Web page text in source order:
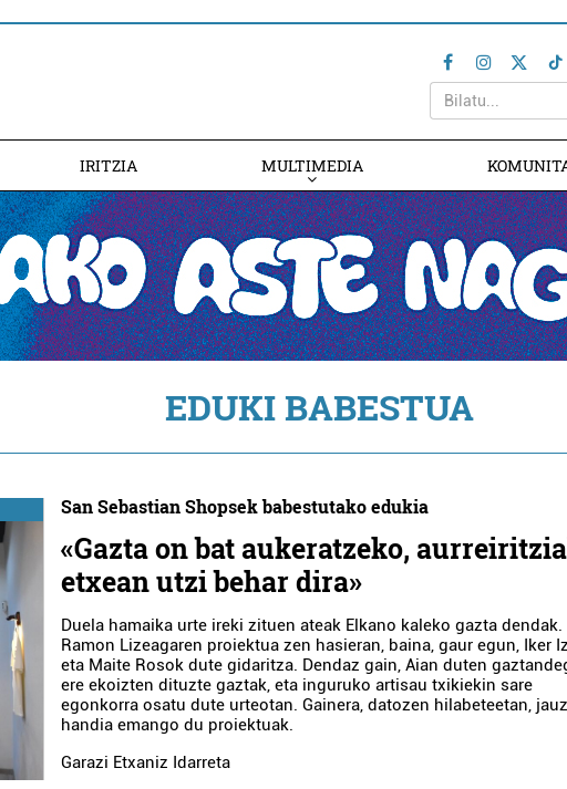
IRITZIA MULTIMEDIA
EDUKI BABESTUA
San Sebastian Shopsek babestutako edukia
«Gazta on bat aukeratzeko,
etxean utzi behar dira»
Duela hamaika urte ireki zituen ateak Elkano kaleko gazta dendak.
Ramon Lizeagaren proiektua zen hasieran, baina, gaur egun, Iker
eta Maite Rosok dute gidaritza. Dendaz gain, Aian duten
ere ekoizten dituzte gaztak, eta inguruko artisau txikiekin sare
egonkorra osatu dute urteotan. Gainera, datozen hilabeteetan,
handia emango du proiektuak.
Garazi Etxaniz Idarreta